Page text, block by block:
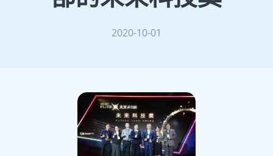
2020-10-01